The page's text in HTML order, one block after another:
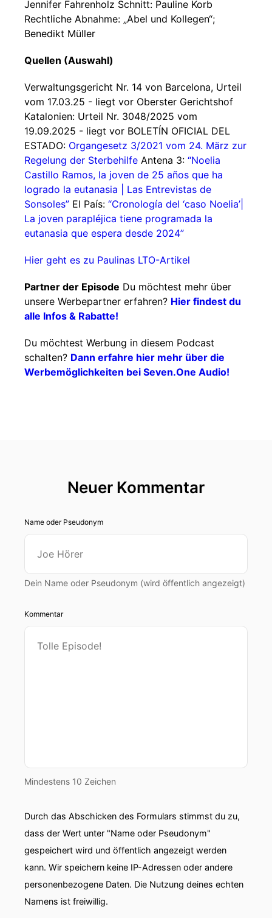
Jennifer Fahrenholz Schnitt: Pauline Korb
Rechtliche Abnahme: „Abel und Kollegen“;
Benedikt Müller
Quellen (Auswahl)
Verwaltungsgericht Nr. 14 von Barcelona, Urteil
vom 17.03.25 - liegt vor Oberster Gerichtshof
Katalonien: Urteil Nr. 3048/2025 vom
19.09.2025 - liegt vor BOLETÍN OFICIAL DEL
ESTADO: Organgesetz 3/2021 vom 24. März zur
Regelung der Sterbehilfe Antena 3: “Noelia
Castillo Ramos, la joven de 25 años que ha
logrado la eutanasia | Las Entrevistas de
Sonsoles” El País: “Cronología del ‘caso Noelia’|
La joven parapléjica tiene programada la
eutanasia que espera desde 2024”
Hier geht es zu Paulinas LTO-Artikel
Partner der Episode Du möchtest mehr über
unsere Werbepartner erfahren? Hier findest du
alle Infos & Rabatte!
Du möchtest Werbung in diesem Podcast
schalten? Dann erfahre hier mehr über die
Werbemöglichkeiten bei Seven.One Audio!
Neuer Kommentar
Name oder Pseudonym
Dein Name oder Pseudonym (wird öffentlich angezeigt)
Kommentar
Mindestens 10 Zeichen
Durch das Abschicken des Formulars stimmst du zu,
dass der Wert unter "Name oder Pseudonym"
gespeichert wird und öffentlich angezeigt werden
kann. Wir speichern keine IP-Adressen oder andere
personenbezogene Daten. Die Nutzung deines echten
Namens ist freiwillig.